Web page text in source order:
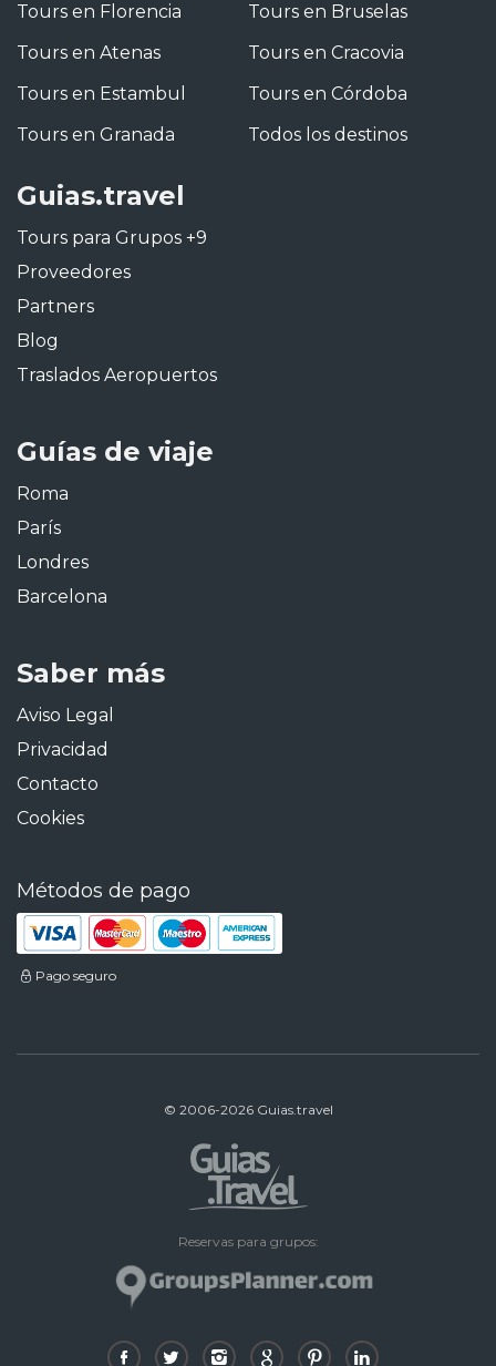
Tours en Florencia
Tours en Atenas
Tours en Estambul
Tours en Granada
Tours en Bruselas
Tours en Cracovia
Tours en Córdoba
Todos los destinos
Guias.travel
Tours para Grupos +9
Proveedores
Partners
Blog
Traslados Aeropuertos
Guías de viaje
Roma
París
Londres
Barcelona
Saber más
Aviso Legal
Privacidad
Contacto
Cookies
Métodos de pago
Pago seguro
© 2006-2026 Guias.travel
Reservas para grupos: